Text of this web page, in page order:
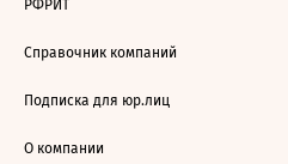
РФРИТ
Справочник компаний
Подписка для юр.лиц
О компании